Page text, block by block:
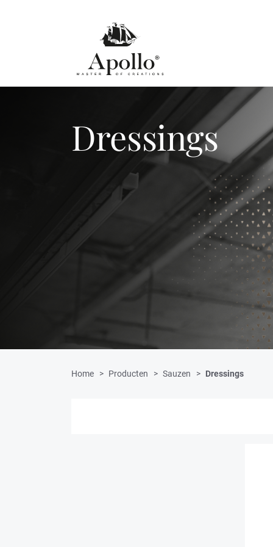
Dressings
Home Producten Sauzen Dressings